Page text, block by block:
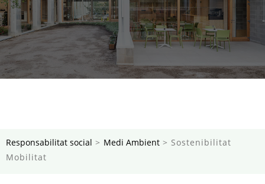
Responsabilitat social > Medi Ambient > Sostenibilitat
Mobilitat